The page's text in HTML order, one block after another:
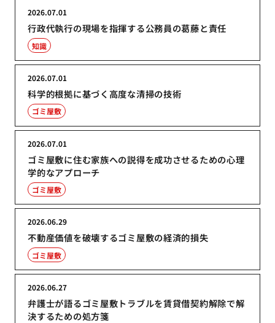
行政代執行の現場を指揮する公務員の葛藤と責任
2026.07.01
知識
科学的根拠に基づく高度な清掃の技術
2026.07.01
ゴミ屋敷
ゴミ屋敷に住む家族への説得を成功させるための心理
学的なアプローチ
2026.07.01
ゴミ屋敷
不動産価値を破壊するゴミ屋敷の経済的損失
2026.06.29
ゴミ屋敷
弁護士が語るゴミ屋敷トラブルを賃貸借契約解除で解
決するための処方箋
2026.06.27